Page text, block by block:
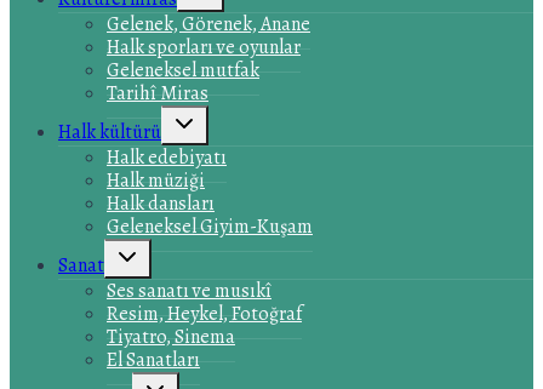
menu
Gelenek, Görenek, Anane
Halk sporları ve oyunlar
Geleneksel mutfak
Tarihî Miras
Halk kültürü
Toggle
menu
Halk edebiyatı
Halk müziği
Halk dansları
Geleneksel Giyim-Kuşam
Sanat
Toggle
menu
Ses sanatı ve musıkî
Resim, Heykel, Fotoğraf
Tiyatro, Sinema
El Sanatları
Toggle